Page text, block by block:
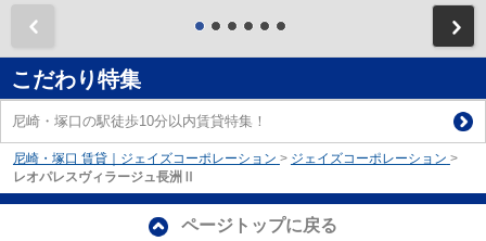
こだわり特集
尼崎・塚口の駅徒歩10分以内賃貸特集！
尼崎・塚口 賃貸｜ジェイズコーポレーション > ジェイズコーポレーション >
レオパレスヴィラージュ長洲Ⅱ
ページトップに戻る